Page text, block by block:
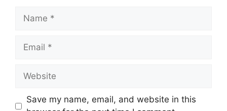
Name
Email
Website
Save my name, email, and website in this